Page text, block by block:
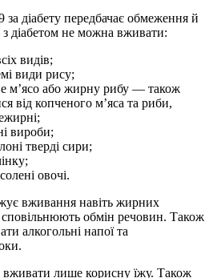
діабету передбачає обмеження й
діабетом не можна вживати:
видів;
види рису;
м’ясо або жирну рибу — також
від копченого м’яса та риби,
вироби;
тверді сири;
овочі.
вживання навіть жирних
сповільнюють обмін речовин. Також
алкогольні напої та
лише корисну їжу. Також